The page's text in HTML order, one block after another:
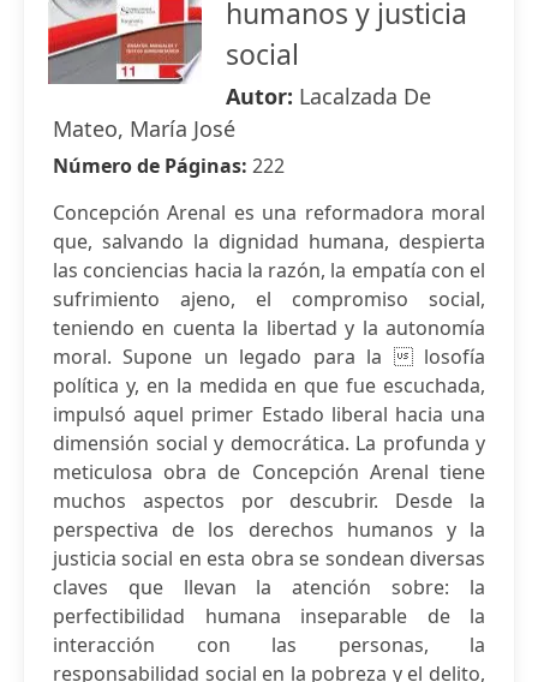
humanos y justicia
social
Autor: Lacalzada De
Mateo, María José
Número de Páginas: 222
Concepción Arenal es una reformadora moral
que, salvando la dignidad humana, despierta
las conciencias hacia la razón, la empatía con el
sufrimiento ajeno, el compromiso social,
teniendo en cuenta la libertad y la autonomía
moral. Supone un legado para la  losofía
política y, en la medida en que fue escuchada,
impulsó aquel primer Estado liberal hacia una
dimensión social y democrática. La profunda y
meticulosa obra de Concepción Arenal tiene
muchos aspectos por descubrir. Desde la
perspectiva de los derechos humanos y la
justicia social en esta obra se sondean diversas
claves que llevan la atención sobre: la
perfectibilidad humana inseparable de la
interacción con las personas, la
responsabilidad social en la pobreza y el delito,